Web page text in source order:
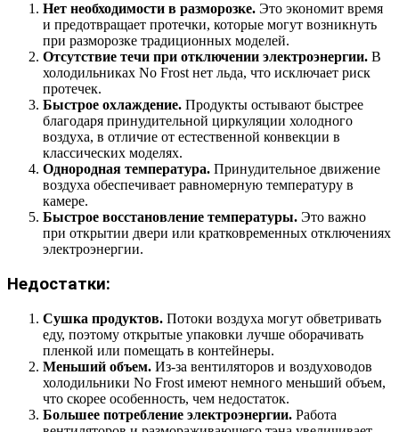
Нет необходимости в разморозке. Это экономит время
и предотвращает протечки, которые могут возникнуть
при разморозке традиционных моделей.
Отсутствие течи при отключении электроэнергии. В
холодильниках No Frost нет льда, что исключает риск
протечек.
Быстрое охлаждение. Продукты остывают быстрее
благодаря принудительной циркуляции холодного
воздуха, в отличие от естественной конвекции в
классических моделях.
Однородная температура. Принудительное движение
воздуха обеспечивает равномерную температуру в
камере.
Быстрое восстановление температуры. Это важно
при открытии двери или кратковременных отключениях
электроэнергии.
Недостатки:
Сушка продуктов. Потоки воздуха могут обветривать
еду, поэтому открытые упаковки лучше оборачивать
пленкой или помещать в контейнеры.
Меньший объем. Из-за вентиляторов и воздуховодов
холодильники No Frost имеют немного меньший объем,
что скорее особенность, чем недостаток.
Большее потребление электроэнергии. Работа